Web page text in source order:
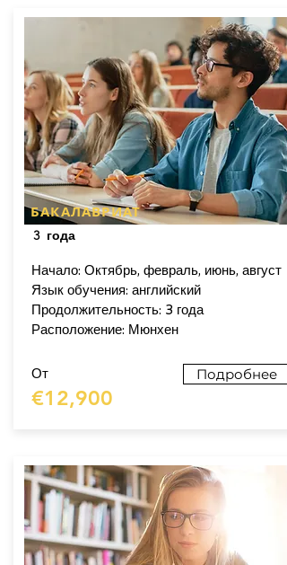
БАКАЛАВРИАТ
3 года
Начало: Октябрь, февраль, июнь, август
Язык обучения: английский
Продолжительность: 3 года
Расположение: Мюнхен
От
€12,900
Подробнее